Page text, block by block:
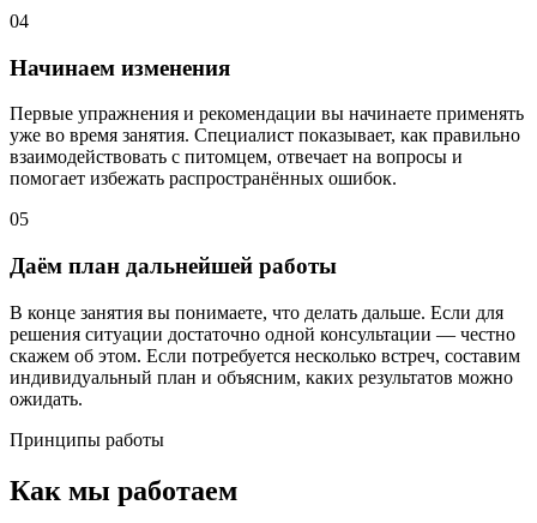
04
Начинаем изменения
Первые упражнения и рекомендации вы начинаете применять
уже во время занятия. Специалист показывает, как правильно
взаимодействовать с питомцем, отвечает на вопросы и
помогает избежать распространённых ошибок.
05
Даём план дальнейшей работы
В конце занятия вы понимаете, что делать дальше. Если для
решения ситуации достаточно одной консультации — честно
скажем об этом. Если потребуется несколько встреч, составим
индивидуальный план и объясним, каких результатов можно
ожидать.
Принципы работы
Как мы работаем